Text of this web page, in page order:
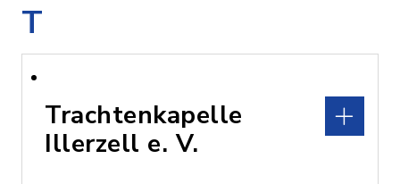
T
Trachtenkapelle
Illerzell e. V.